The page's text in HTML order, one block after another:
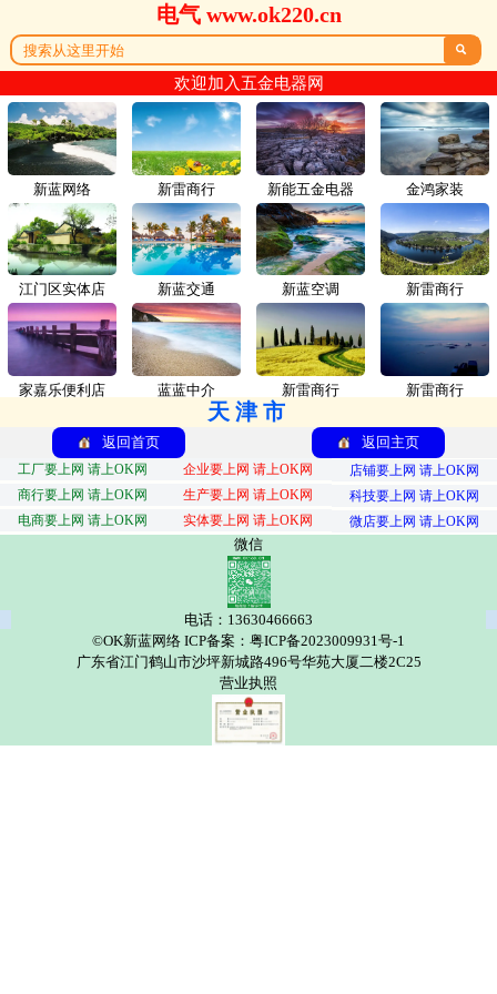
电气 www.ok220.cn

欢迎加入五金电器网
新蓝网络 新雷商行
江门区实体店 新蓝交通
家嘉乐便利店 蓝蓝中介
新能五金电器 金鸿家装
新蓝空调 新雷商行
新雷商行 新雷商行
天津市
返回首页 返回主页
工厂要上网 请上OK网 企业要上网 请上OK网
店铺要上网 请上OK网
商行要上网 请上OK网
生产要上网 请上OK网
科技要上网 请上OK网
电商要上网 请上OK网
实体要上网 请上OK网 微店要上网 请上OK网
微信
电话：13630466663
©OK新蓝网络 ICP备案：粤ICP备2023009931号-1
广东省江门鹤山市沙坪新城路496号华苑大厦二楼2C25
营业执照